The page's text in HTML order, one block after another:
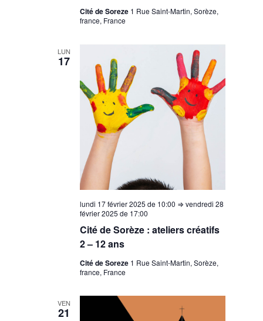
Cité de Soreze 1 Rue Saint-Martin, Sorèze,
france, France
LUN
17
Cité de Sorèze : ateliers créatifs
2 – 12 ans
lundi 17 février 2025 de 10:00 ⇒vendredi 28
février 2025 de 17:00
Cité de Soreze 1 Rue Saint-Martin, Sorèze,
france, France
VEN
21